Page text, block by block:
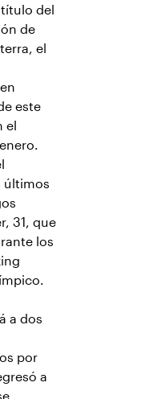
del
de
el
este
el
últimos
31, que
los
a dos
por
a